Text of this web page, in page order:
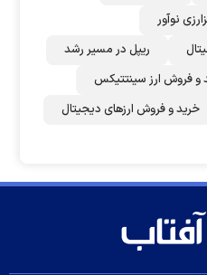
نوآور
ریپل در مسیر رشد
و فروش ارز سینتتیکس
خرید و فروش ارزهای دیجیتال